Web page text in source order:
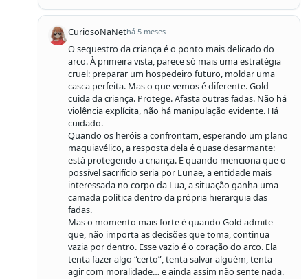
CuriosoNaNethá 5 meses
O sequestro da criança é o ponto mais delicado do
arco. À primeira vista, parece só mais uma estratégia
cruel: preparar um hospedeiro futuro, moldar uma
casca perfeita. Mas o que vemos é diferente. Gold
cuida da criança. Protege. Afasta outras fadas. Não há
violência explícita, não há manipulação evidente. Há
cuidado.
Quando os heróis a confrontam, esperando um plano
maquiavélico, a resposta dela é quase desarmante:
está protegendo a criança. E quando menciona que o
possível sacrifício seria por Lunae, a entidade mais
interessada no corpo da Lua, a situação ganha uma
camada política dentro da própria hierarquia das
fadas.
Mas o momento mais forte é quando Gold admite
que, não importa as decisões que toma, continua
vazia por dentro. Esse vazio é o coração do arco. Ela
tenta fazer algo “certo”, tenta salvar alguém, tenta
agir com moralidade… e ainda assim não sente nada.